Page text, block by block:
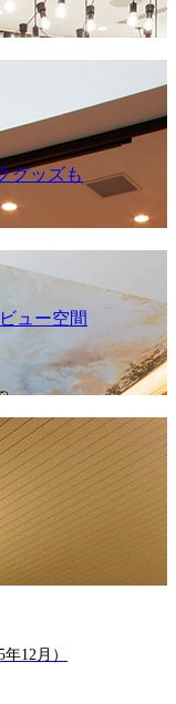
グッズも
ュー空間
12月）